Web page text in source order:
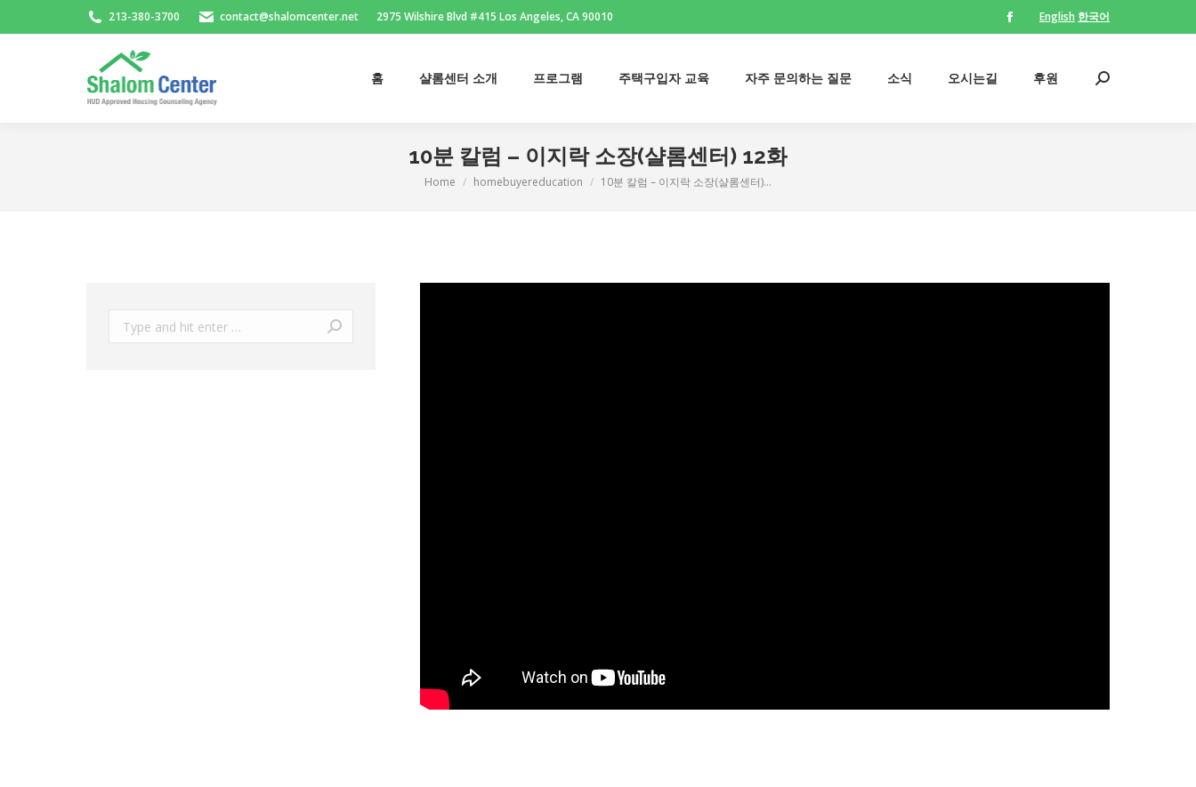
213-380-3700 contact@shalomcenter.net 2975 Wilshire Blvd #415 Los Angeles, CA 90010
Facebook
opens
English 한국어
홈 샬롬센터 소개 프로그램 주택구입자 교육 자주 문의하는 질문 소식 오시는길 후원 Search:
10분 칼럼 – 이지락 소장(샬롬센터) 12화
You are here:
Home homebuyereducation 10분 칼럼 – 이지락 소장(샬롬센터)…
Search:
홈 샬롬센터 소개 프로그램 주택구입자 교육 자주 문의하는 질문 소식 오시는길 후원